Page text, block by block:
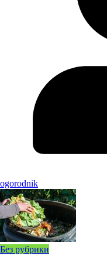
ogorodnik
Без рубрики